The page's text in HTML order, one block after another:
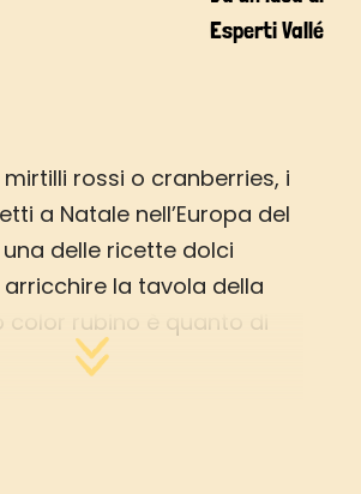
Esperti Vallé
rossi o cranberries, i
a Natale nell’Europa del
delle ricette dolci
la tavola della
color rubino è quanto di
ci sia e, col loro sapore